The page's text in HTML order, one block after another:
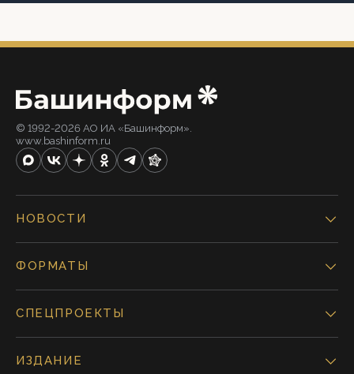
© 1992-2026 АО ИА «Башинформ».
www.bashinform.ru
НОВОСТИ
ФОРМАТЫ
СПЕЦПРОЕКТЫ
ИЗДАНИЕ